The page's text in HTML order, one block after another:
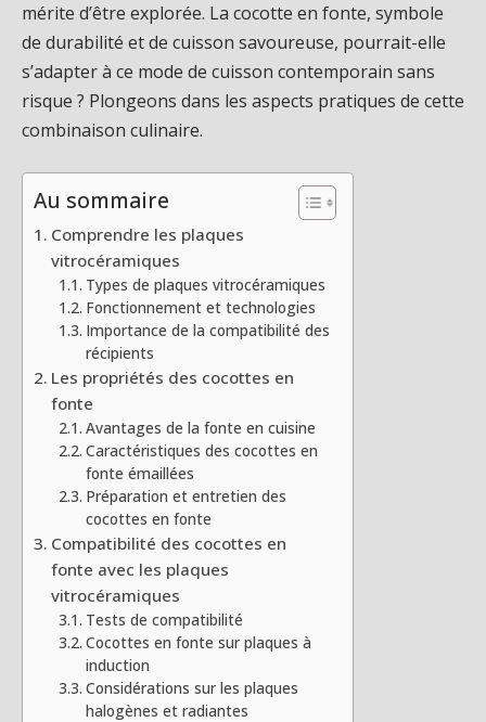
mérite d’être explorée. La cocotte en fonte, symbole
de durabilité et de cuisson savoureuse, pourrait-elle
s’adapter à ce mode de cuisson contemporain sans
risque ? Plongeons dans les aspects pratiques de cette
combinaison culinaire.
Au sommaire
Comprendre les plaques
vitrocéramiques
Types de plaques vitrocéramiques
Fonctionnement et technologies
Importance de la compatibilité des
récipients
Les propriétés des cocottes en
fonte
Avantages de la fonte en cuisine
Caractéristiques des cocottes en
fonte émaillées
Préparation et entretien des
cocottes en fonte
Compatibilité des cocottes en
fonte avec les plaques
vitrocéramiques
Tests de compatibilité
Cocottes en fonte sur plaques à
induction
Considérations sur les plaques
halogènes et radiantes